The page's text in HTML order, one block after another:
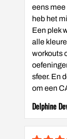
eens mee
heb het
Een plek
alle
workouts
sfeer. En
om een
Delphine